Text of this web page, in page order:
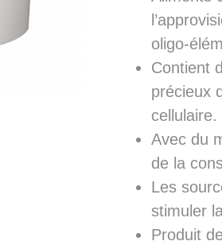
oligo-
Contient
précieux
cellulaire.
Avec du
de la
Les
stimuler
Produit